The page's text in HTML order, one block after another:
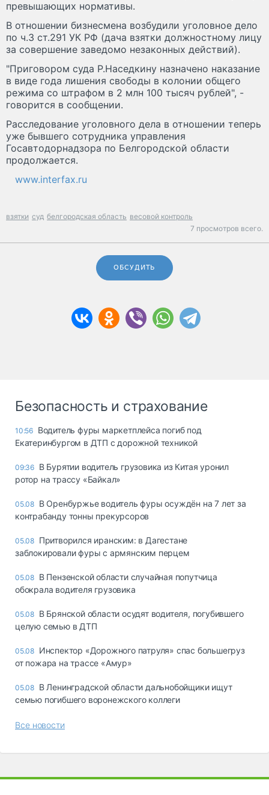
превышающих нормативы.
В отношении бизнесмена возбудили уголовное дело
по ч.3 ст.291 УК РФ (дача взятки должностному лицу
за совершение заведомо незаконных действий).
"Приговором суда Р.Наседкину назначено наказание
в виде года лишения свободы в колонии общего
режима со штрафом в 2 млн 100 тысяч рублей", -
говорится в сообщении.
Расследование уголовного дела в отношении теперь
уже бывшего сотрудника управления
Госавтодорнадзора по Белгородской области
продолжается.
www.interfax.ru
взятки суд белгородская область весовой контроль
7 просмотров всего.
ОБСУДИТЬ
Безопасность и страхование
10:56 Водитель фуры маркетплейса погиб под
Екатеринбургом в ДТП с дорожной техникой
09:36 В Бурятии водитель грузовика из Китая уронил
ротор на трассу «Байкал»
05.08 В Оренбуржье водитель фуры осуждён на 7 лет за
контрабанду тонны прекурсоров
05.08 Притворился иранским: в Дагестане
заблокировали фуры с армянским перцем
05.08 В Пензенской области случайная попутчица
обокрала водителя грузовика
05.08 В Брянской области осудят водителя, погубившего
целую семью в ДТП
05.08 Инспектор «Дорожного патруля» спас большегруз
от пожара на трассе «Амур»
05.08 В Ленинградской области дальнобойщики ищут
семью погибшего воронежского коллеги
Все новости